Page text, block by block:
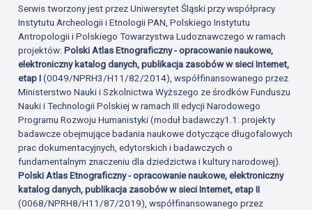
Serwis tworzony jest przez Uniwersytet Śląski przy współpracy
Instytutu Archeologii i Etnologii PAN, Polskiego Instytutu
Antropologii i Polskiego Towarzystwa Ludoznawczego w ramach
projektów:Polski Atlas Etnograficzny - opracowanie naukowe,
elektroniczny katalog danych, publikacja zasobów w sieci Internet,
etap I(0049/NPRH3/H11/82/2014), współfinansowanego przez
Ministerstwo Nauki i Szkolnictwa Wyższego ze środków Funduszu
Nauki i Technologii Polskiej w ramach III edycji Narodowego
Programu Rozwoju Humanistyki (moduł badawczy1.1: projekty
badawcze obejmujące badania naukowe dotyczące długofalowych
prac dokumentacyjnych, edytorskich i badawczych o
fundamentalnym znaczeniu dla dziedzictwa i kultury narodowej).
Polski Atlas Etnograficzny - opracowanie naukowe, elektroniczny
katalog danych, publikacja zasobów w sieci Internet, etap II
(0068/NPRH8/H11/87/2019), współfinansowanego przez